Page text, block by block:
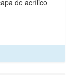
de acrílico